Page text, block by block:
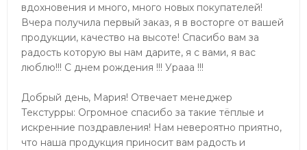
вдохновения и много, много новых покупателей!
Вчера получила первый заказ, я в восторге от вашей
продукции, качество на высоте! Спасибо вам за
радость которую вы нам дарите, я с вами, я вас
люблю!!! С днем рождения !!! Урааа !!!
Добрый день, Мария! Отвечает менеджер
Текстурры: Огромное спасибо за такие тёплые и
искренние поздравления! Нам невероятно приятно,
что наша продукция приносит вам радость и